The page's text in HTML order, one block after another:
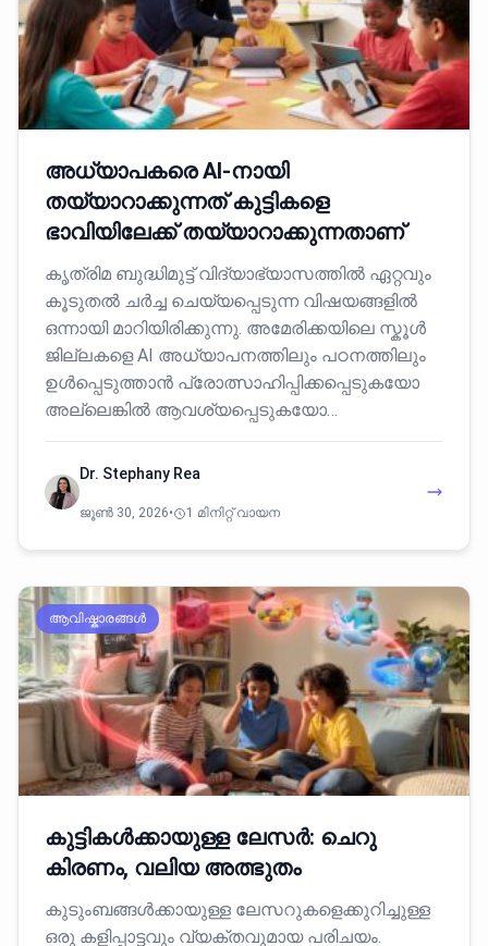
അധ്യാപകരെ AI-നായി
തയ്യാറാക്കുന്നത് കുട്ടികളെ
ഭാവിയിലേക്ക് തയ്യാറാക്കുന്നതാണ്
കൃത്രിമ ബുദ്ധിമുട്ട് വിദ്യാഭ്യാസത്തിൽ ഏറ്റവും
കൂടുതൽ ചർച്ച ചെയ്യപ്പെടുന്ന വിഷയങ്ങളിൽ
ഒന്നായി മാറിയിരിക്കുന്നു. അമേരിക്കയിലെ സ്കൂൾ
ജില്ലകളെ AI അധ്യാപനത്തിലും പഠനത്തിലും
ഉൾപ്പെടുത്താൻ പ്രോത്സാഹിപ്പിക്കപ്പെടുകയോ
അല്ലെങ്കിൽ ആവശ്യപ്പെടുകയോ…
Dr. Stephany Rea
ജൂൺ 30, 2026• 1 മിനിറ്റ് വായന
ആവിഷ്കാരങ്ങൾ
കുട്ടികൾക്കായുള്ള ലേസർ: ചെറു
കിരണം, വലിയ അത്ഭുതം
കുടുംബങ്ങൾക്കായുള്ള ലേസറുകളെക്കുറിച്ചുള്ള
ഒരു കളിപ്പാട്ടവും വ്യക്തവുമായ പരിചയം.